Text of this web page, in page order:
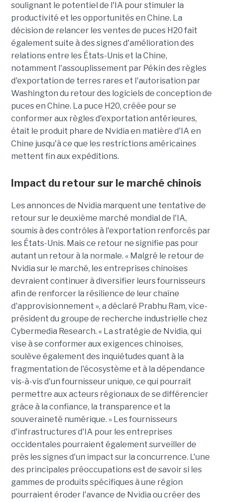
soulignant le potentiel de l'IA pour stimuler la
productivité et les opportunités en Chine. La
décision de relancer les ventes de puces H20 fait
également suite à des signes d'amélioration des
relations entre les États-Unis et la Chine,
notamment l'assouplissement par Pékin des règles
d'exportation de terres rares et l'autorisation par
Washington du retour des logiciels de conception de
puces en Chine. La puce H20, créée pour se
conformer aux règles d'exportation antérieures,
était le produit phare de Nvidia en matière d'IA en
Chine jusqu'à ce que les restrictions américaines
mettent fin aux expéditions.
Impact du retour sur le marché chinois
Les annonces de Nvidia marquent une tentative de
retour sur le deuxième marché mondial de l'IA,
soumis à des contrôles à l'exportation renforcés par
les États-Unis. Mais ce retour ne signifie pas pour
autant un retour à la normale. « Malgré le retour de
Nvidia sur le marché, les entreprises chinoises
devraient continuer à diversifier leurs fournisseurs
afin de renforcer la résilience de leur chaîne
d'approvisionnement », a déclaré Prabhu Ram, vice-
président du groupe de recherche industrielle chez
Cybermedia Research. « La stratégie de Nvidia, qui
vise à se conformer aux exigences chinoises,
soulève également des inquiétudes quant à la
fragmentation de l'écosystème et à la dépendance
vis-à-vis d'un fournisseur unique, ce qui pourrait
permettre aux acteurs régionaux de se différencier
grâce à la confiance, la transparence et la
souveraineté numérique. » Les fournisseurs
d'infrastructures d'IA pour les entreprises
occidentales pourraient également surveiller de
près les signes d'un impact sur la concurrence. L'une
des principales préoccupations est de savoir si les
gammes de produits spécifiques à une région
pourraient éroder l'avance de Nvidia ou créer des